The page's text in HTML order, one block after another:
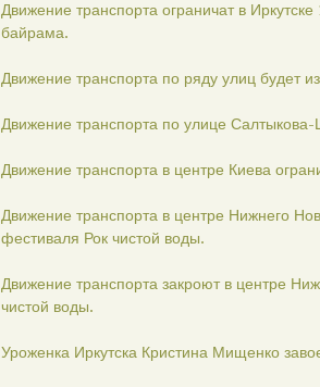
Движение транспорта ограничат в
байрама.
Движение транспорта по ряду улиц будет
Движение транспорта по улице
Движение транспорта в центре Киева
Движение транспорта в центре Нижнего
фестиваля Рок чистой воды.
Движение транспорта закроют в центре
чистой воды.
Уроженка Иркутска Кристина Мищенко